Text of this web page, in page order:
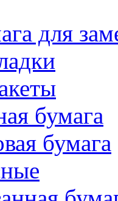
для
бумага
бумага